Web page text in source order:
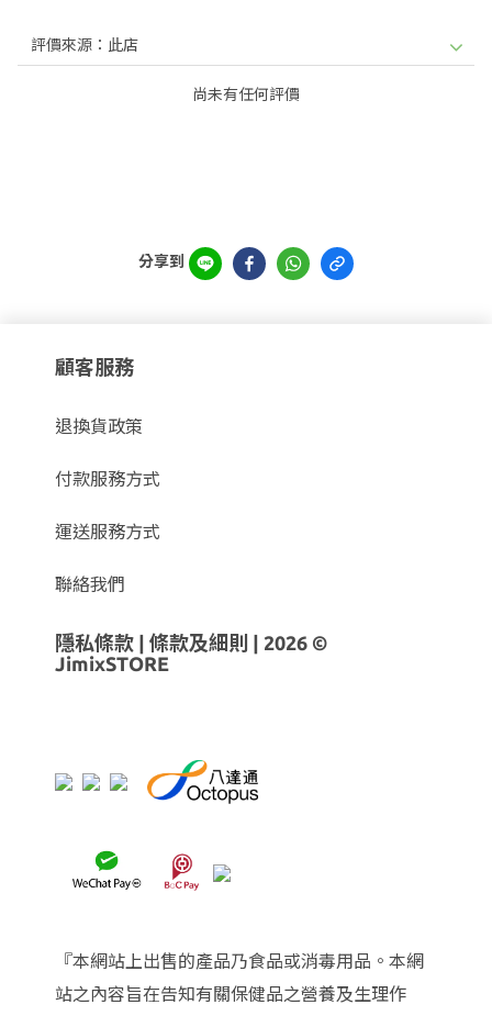
尚未有任何評價
分享到
顧客服務
退換貨政策
付款服務方式
運送服務方式
聯絡我們
隱私條款 條款及細則
| 2026 ©
JimixSTORE
『本網站上出售的產品乃食品或消毒用品。本網
站之內容旨在告知有關保健品之營養及生理作